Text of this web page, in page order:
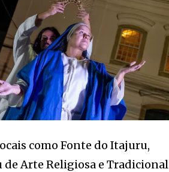
como Fonte do Itajuru,
de Arte Religiosa e Tradicional